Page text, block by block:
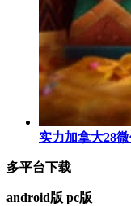
实力加拿大28
多平台下载
android版 pc版